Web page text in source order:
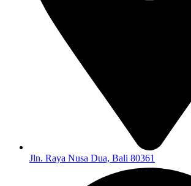
Jln. Raya Nusa Dua, Bali 80361